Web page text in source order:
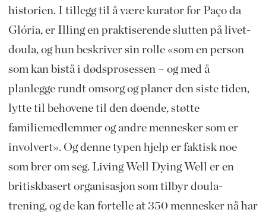
historien. I tillegg til å være kurator for Paço da
Glória, er Illing en praktiserende slutten på livet-
doula, og hun beskriver sin rolle «som en person
som kan bistå i dødsprosessen – og med å
planlegge rundt omsorg og planer den siste tiden,
lytte til behovene til den døende, støtte
familiemedlemmer og andre mennesker som er
involvert». Og denne typen hjelp er faktisk noe
som brer om seg. Living Well Dying Well er en
britiskbasert organisasjon som tilbyr doula-
trening, og de kan fortelle at 350 mennesker nå har